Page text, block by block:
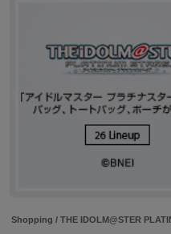
Shopping / THE IDOLM@STER